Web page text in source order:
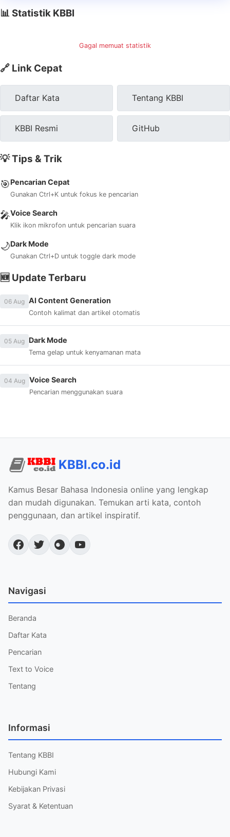
📊 Statistik KBBI
Gagal memuat statistik
🔗 Link Cepat
Daftar Kata Tentang KBBI
KBBI Resmi GitHub
💡 Tips & Trik
🎯Pencarian Cepat
Gunakan Ctrl+K untuk fokus ke pencarian
🎤Voice Search
Klik ikon mikrofon untuk pencarian suara
🌙Dark Mode
Gunakan Ctrl+D untuk toggle dark mode
🆕 Update Terbaru
06 Aug AI Content Generation
Contoh kalimat dan artikel otomatis
05 Aug Dark Mode
Tema gelap untuk kenyamanan mata
04 Aug Voice Search
Pencarian menggunakan suara
KBBI.co.id
Kamus Besar Bahasa Indonesia online yang lengkap
dan mudah digunakan. Temukan arti kata, contoh
penggunaan, dan artikel inspiratif.
Navigasi
Beranda
Daftar Kata
Pencarian
Text to Voice
Tentang
Informasi
Tentang KBBI
Hubungi Kami
Kebijakan Privasi
Syarat & Ketentuan